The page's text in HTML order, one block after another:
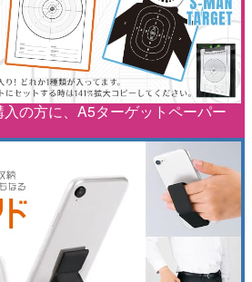
の方に、A5ターゲットペーパー